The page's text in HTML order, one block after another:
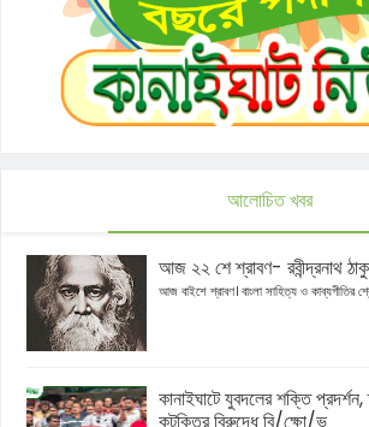
আলোচিত খবর
আজ ২২ শে শ্রাবণ- রবীন্দ্রনাথ
আজ বাইশে শ্রাবণ। বাংলা সাহিত্য ও কাব্যগীতির
কানাইঘাটে যুবদলের শক্তি
কটূক্তির বিরুদ্ধে বি/ক্ষো/ভ